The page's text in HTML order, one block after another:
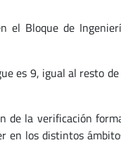
el Bloque de
es 9, igual al resto
de la verificación
en los distintos